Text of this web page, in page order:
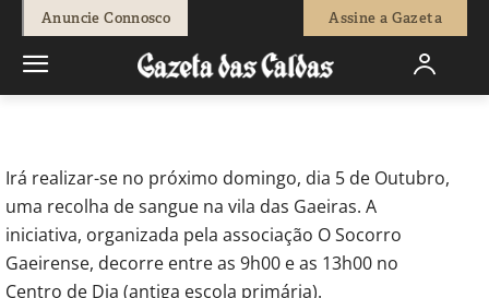
Anuncie Connosco Assine a Gazeta
Redação - 3 de Outubro, 2014 0
Irá realizar-se no próximo domingo, dia 5 de Outubro,
uma recolha de sangue na vila das Gaeiras. A
iniciativa, organizada pela associação O Socorro
Gaeirense, decorre entre as 9h00 e as 13h00 no
Centro de Dia (antiga escola primária).